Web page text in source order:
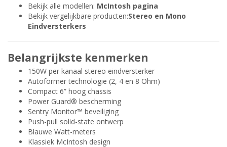
Bekijk alle modellen: McIntosh pagina
Bekijk vergelijkbare producten:Stereo en Mono
Eindversterkers
Belangrijkste kenmerken
150W per kanaal stereo eindversterker
Autoformer technologie (2, 4 en 8 Ohm)
Compact 6” hoog chassis
Power Guard® bescherming
Sentry Monitor™ beveiliging
Push-pull solid-state ontwerp
Blauwe Watt-meters
Klassiek McIntosh design